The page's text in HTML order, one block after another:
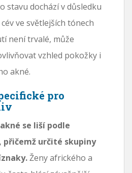
stavu dochází v důsledku
ve světlejších tónech
není trvalé, může
vzhled pokožky i
akné.
pro
se liší podle
přičemž určité skupiny
Ženy afrického a